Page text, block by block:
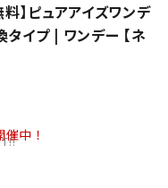
料】ピュアアイズワンデ
イプ | ワンデー 【ネ
催中！